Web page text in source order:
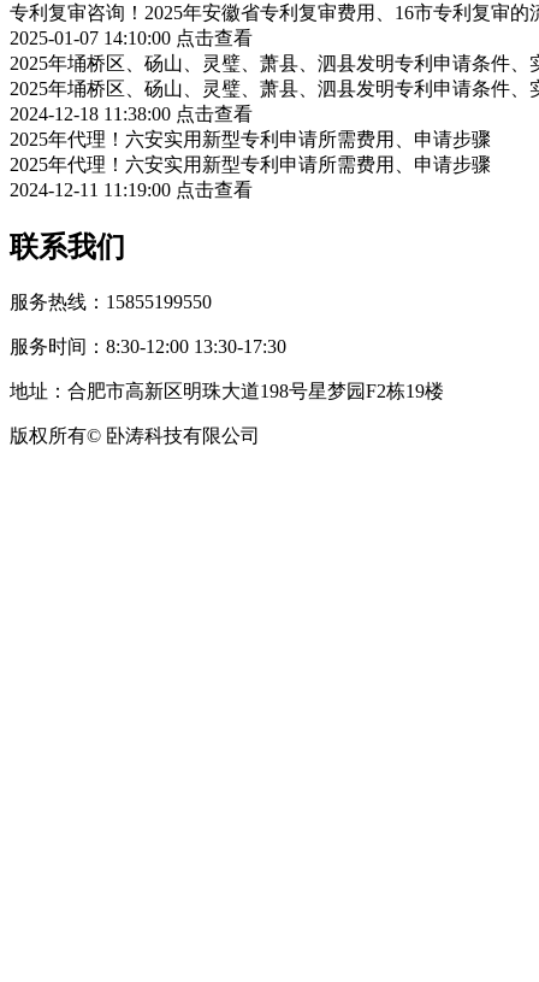
专利复审咨询！2025年安徽省专利复审费用、16市专利复审的
2025-01-07 14:10:00 点击查看
2025年埇桥区、砀山、灵璧、萧县、泗县发明专利申请条件、
2025年埇桥区、砀山、灵璧、萧县、泗县发明专利申请条件、
2024-12-18 11:38:00 点击查看
2025年代理！六安实用新型专利申请所需费用、申请步骤
2025年代理！六安实用新型专利申请所需费用、申请步骤
2024-12-11 11:19:00 点击查看
联系我们
服务热线：15855199550
服务时间：8:30-12:00 13:30-17:30
地址：合肥市高新区明珠大道198号星梦园F2栋19楼
版权所有© 卧涛科技有限公司